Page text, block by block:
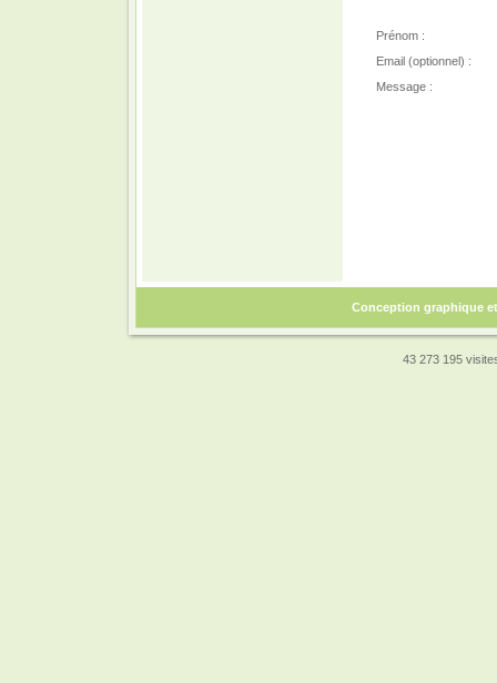
Prénom :
Email (optionnel) :
Message :
Conception graphique
43 273 195